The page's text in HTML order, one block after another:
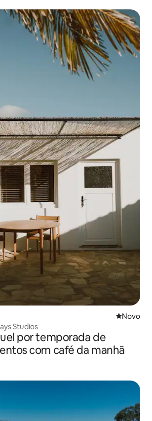
Novo
Novo
Studios
por temporada de
com café da manhã